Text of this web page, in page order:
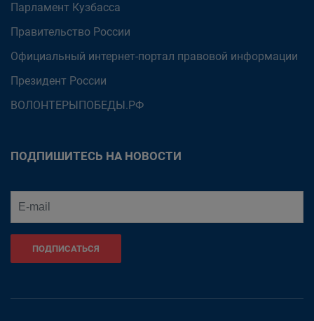
Парламент Кузбасса
Правительство России
Официальный интернет-портал правовой информации
Президент России
ВОЛОНТЕРЫПОБЕДЫ.РФ
ПОДПИШИТЕСЬ НА НОВОСТИ
ПОДПИСАТЬСЯ